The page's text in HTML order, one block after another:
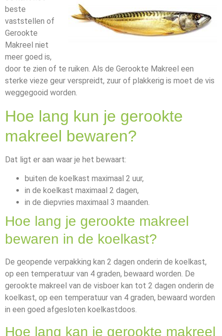
beste
vaststellen of
Gerookte
Makreel niet
meer goed is,
door te zien of te ruiken. Als de Gerookte Makreel een
sterke vieze geur verspreidt, zuur of plakkerig is moet de vis
weggegooid worden.
Hoe lang kun je gerookte
makreel bewaren?
Dat ligt er aan waar je het bewaart:
buiten de koelkast maximaal 2 uur,
in de koelkast maximaal 2 dagen,
in de diepvries maximaal 3 maanden.
Hoe lang je gerookte makreel
bewaren in de koelkast?
De geopende verpakking kan 2 dagen onderin de koelkast,
op een temperatuur van 4 graden, bewaard worden. De
gerookte makreel van de visboer kan tot 2 dagen onderin de
koelkast, op een temperatuur van 4 graden, bewaard worden
in een goed afgesloten koelkastdoos.
Hoe lang kan je gerookte makreel